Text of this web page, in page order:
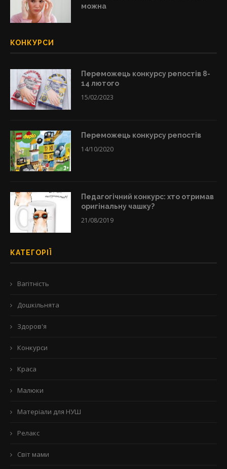
можна
КОНКУРСИ
Переможець конкурсу репостів 8-
14 лютого
15/02/2023
Переможець конкурсу репостів
14/10/2020
Педагогічний конкурс: хто отримав
оригінальну чашку?
21/08/2019
КАТЕГОРІЇ
Вагітність
Дошкільнята
Здоров'я
Конкурси
Краса
Малюки
Матеріали для НУШ
Релакс
Світ мами